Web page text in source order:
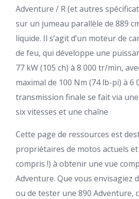
Adventure / R (et autres
sur un jumeau parallèle de 889
liquide. Il s’agit d’un moteur de
de feu, qui développe une
77 kW (105 ch) à 8 000 tr/min,
maximal de 100 Nm (74 lb-pi) à 6
transmission finale se fait via
six vitesses et une chaîne
Cette page de ressources est
propriétaires de motos actuels
compris !) à obtenir une vue
Adventure. Que vous envisagiez
ou de tester une 890 Adventure,